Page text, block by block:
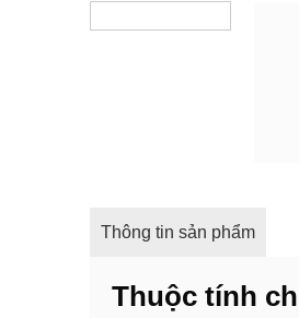
Thông tin sản phẩm
Thuộc tính